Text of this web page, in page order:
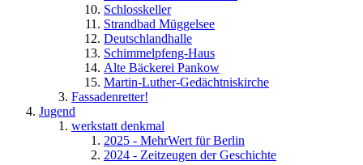
Schlosskeller
Strandbad Müggelsee
Deutschlandhalle
Schimmelpfeng-Haus
Alte Bäckerei Pankow
Martin-Luther-Gedächtniskirche
Fassadenretter!
Jugend
werkstatt denkmal
2025 - MehrWert für Berlin
2024 - Zeitzeugen der Geschichte